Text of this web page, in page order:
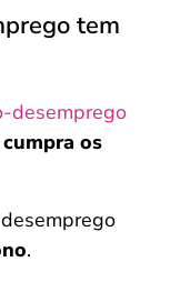
tem
desemprego
cumpra os
.